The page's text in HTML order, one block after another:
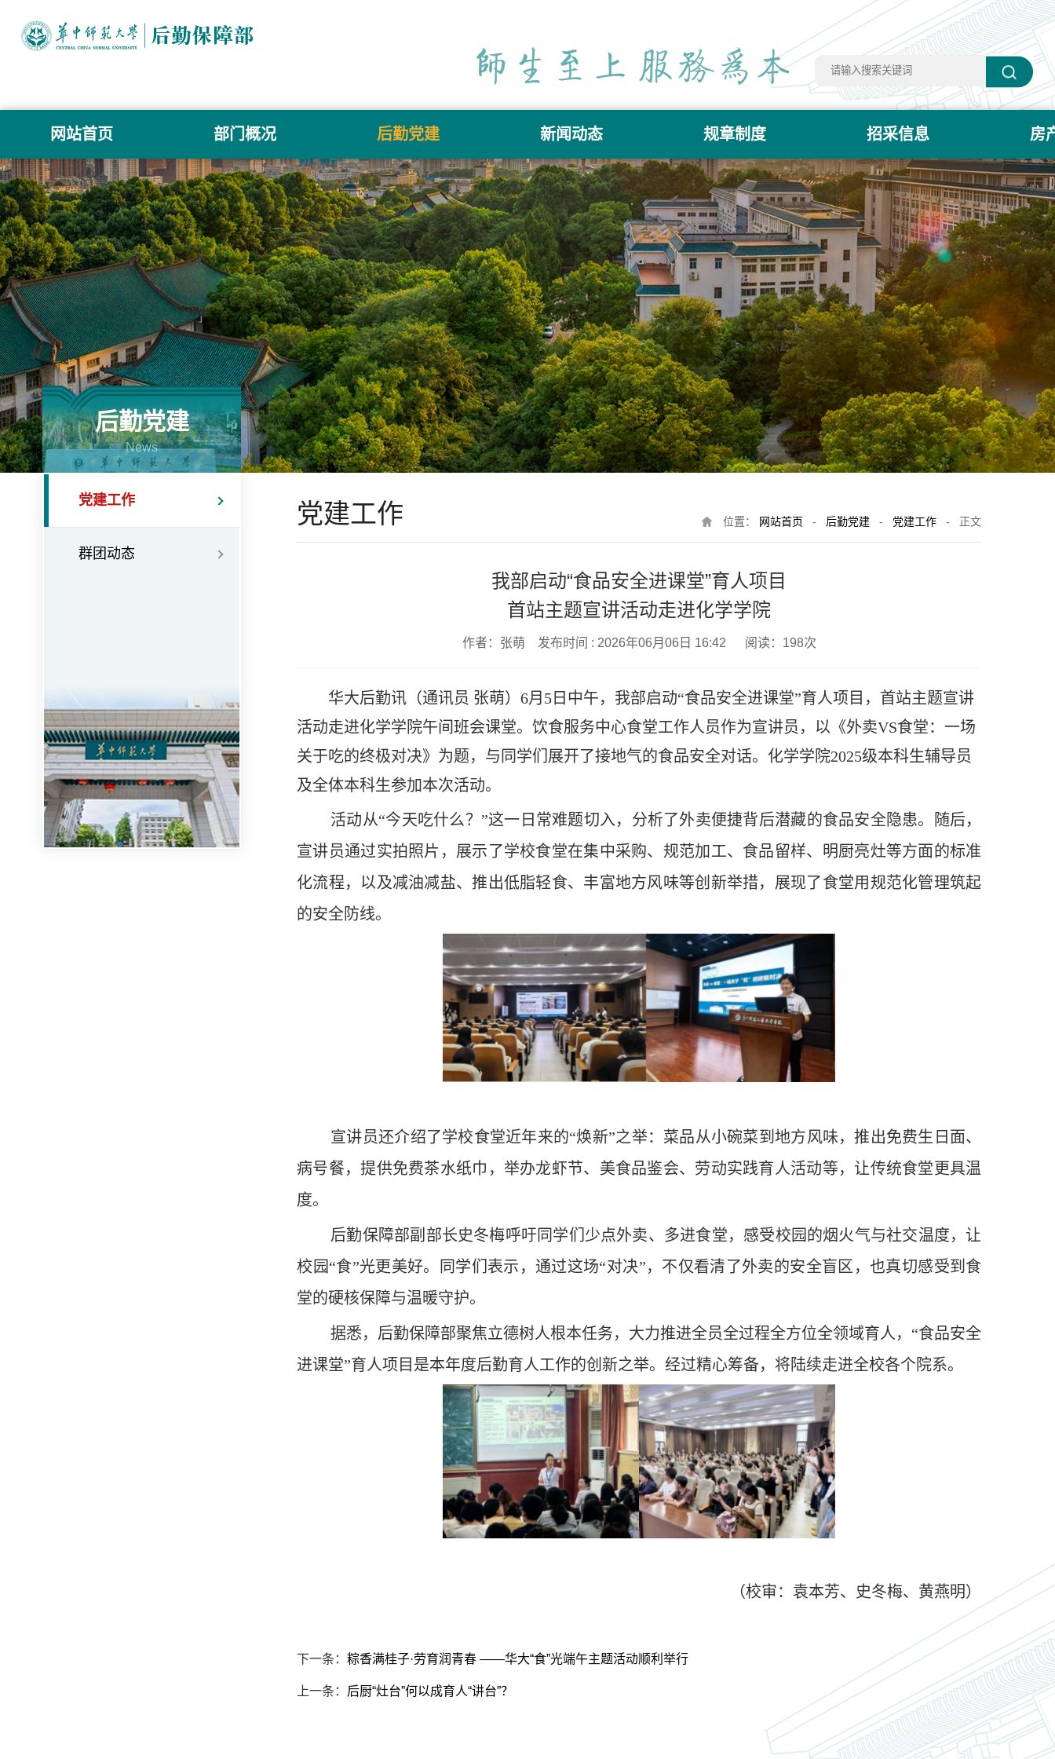
网站首页 部门概况 后勤党建 新闻动态 规章制度 招采信息 房
后勤党建
News
党建工作
群团动态
党建工作 位置： 网站首页 - 后勤党建 - 党建工作 - 正文
我部启动“食品安全进课堂”育人项目
首站主题宣讲活动走进化学学院
作者：张萌 发布时间 : 2026年06月06日 16:42 阅读： 198次
华大后勤讯（通讯员 张萌）6月5日中午，我部启动“食品安全进课堂”育人项目，首站主题宣讲
活动走进化学学院午间班会课堂。饮食服务中心食堂工作人员作为宣讲员，以《外卖VS食堂：一场
关于吃的终极对决》为题，与同学们展开了接地气的食品安全对话。化学学院2025级本科生辅导员
及全体本科生参加本次活动。
活动从“今天吃什么？”这一日常难题切入，分析了外卖便捷背后潜藏的食品安全隐患。随后，
宣讲员通过实拍照片，展示了学校食堂在集中采购、规范加工、食品留样、明厨亮灶等方面的标准
化流程，以及减油减盐、推出低脂轻食、丰富地方风味等创新举措，展现了食堂用规范化管理筑起
的安全防线。
宣讲员还介绍了学校食堂近年来的“焕新”之举：菜品从小碗菜到地方风味，推出免费生日面、
病号餐，提供免费茶水纸巾，举办龙虾节、美食品鉴会、劳动实践育人活动等，让传统食堂更具温
度。
后勤保障部副部长史冬梅呼吁同学们少点外卖、多进食堂，感受校园的烟火气与社交温度，让
校园“食”光更美好。同学们表示，通过这场“对决”，不仅看清了外卖的安全盲区，也真切感受到食
堂的硬核保障与温暖守护。
据悉，后勤保障部聚焦立德树人根本任务，大力推进全员全过程全方位全领域育人，“食品安全
进课堂”育人项目是本年度后勤育人工作的创新之举。经过精心筹备，将陆续走进全校各个院系。
（校审：袁本芳、史冬梅、黄燕明）
下一条：粽香满桂子·劳育润青春 ——华大“食”光端午主题活动顺利举行
上一条： 后厨“灶台”何以成育人“讲台”？